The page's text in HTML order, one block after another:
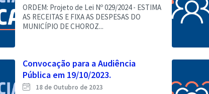
ORDEM: Projeto de Lei Nº 029/2024 - ESTIMA
AS RECEITAS E FIXA AS DESPESAS DO
MUNICÍPIO DE CHOROZ...
Convocação para a Audiência
Pública em 19/10/2023.
18 de Outubro de 2023